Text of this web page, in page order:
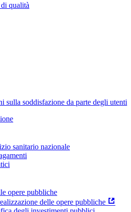
qualità
sulla soddisfazione da parte degli utenti
sanitario nazionale
opere pubbliche
delle opere pubbliche